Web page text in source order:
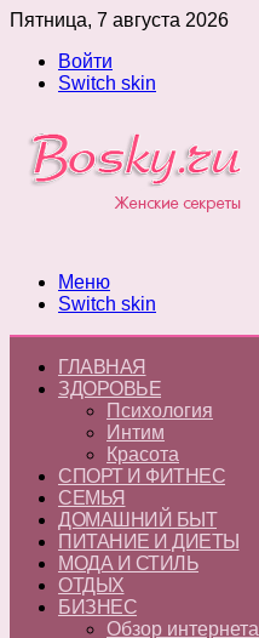
Пятница, 7 августа 2026
Войти
Switch skin
Меню
Switch skin
ГЛАВНАЯ
ЗДОРОВЬЕ
Психология
Интим
Красота
СПОРТ И ФИТНЕС
СЕМЬЯ
ДОМАШНИЙ БЫТ
ПИТАНИЕ И ДИЕТЫ
МОДА И СТИЛЬ
ОТДЫХ
БИЗНЕС
Обзор интернета